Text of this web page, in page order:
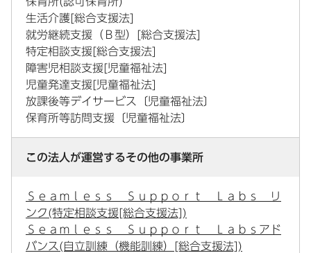
生活介護[総合支援法]
就労継続支援（Ｂ型）[総合支援法]
特定相談支援[総合支援法]
障害児相談支援[児童福祉法]
児童発達支援[児童福祉法]
放課後等デイサービス〔児童福祉法〕
保育所等訪問支援〔児童福祉法〕
この法人が運営するその他の事業所
Ｓｅａｍｌｅｓｓ Ｓｕｐｐｏｒｔ Ｌａｂｓ リ
ンク(特定相談支援[総合支援法])
Ｓｅａｍｌｅｓｓ Ｓｕｐｐｏｒｔ Ｌａｂｓアド
バンス(自立訓練（機能訓練）[総合支援法])